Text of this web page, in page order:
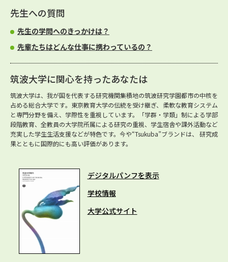
先生への質問
先生の学問へのきっかけは？
先輩たちはどんな仕事に携わっているの？
筑波大学に関心を持ったあなたは
筑波大学は、我が国を代表する研究機関集積地の筑波研究学園都市の中核を
占める総合大学です。東京教育大学の伝統を受け継ぎ、柔軟な教育システム
と専門分野を備え、学際性を重視しています。「学群・学類」制による学部
段階教育、全教員の大学院所属による研究の重視、学生宿舎や課外活動など
充実した学生生活支援などが特色です。今や“Tsukuba”ブランドは、 研究成
果とともに国際的にも高い評価があります。
デジタルパンフを表示
学校情報
大学公式サイト